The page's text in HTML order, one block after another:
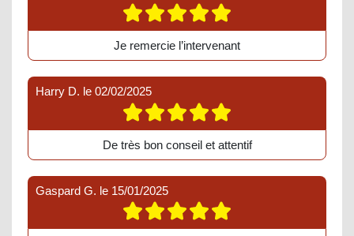
Je remercie l’intervenant
Harry D. le 02/02/2025
De très bon conseil et attentif
Gaspard G. le 15/01/2025